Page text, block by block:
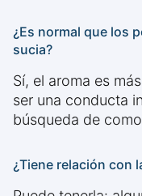
¿Es normal que los
sucia?
Sí, el aroma es
ser una conducta
búsqueda de
¿Tiene relación con